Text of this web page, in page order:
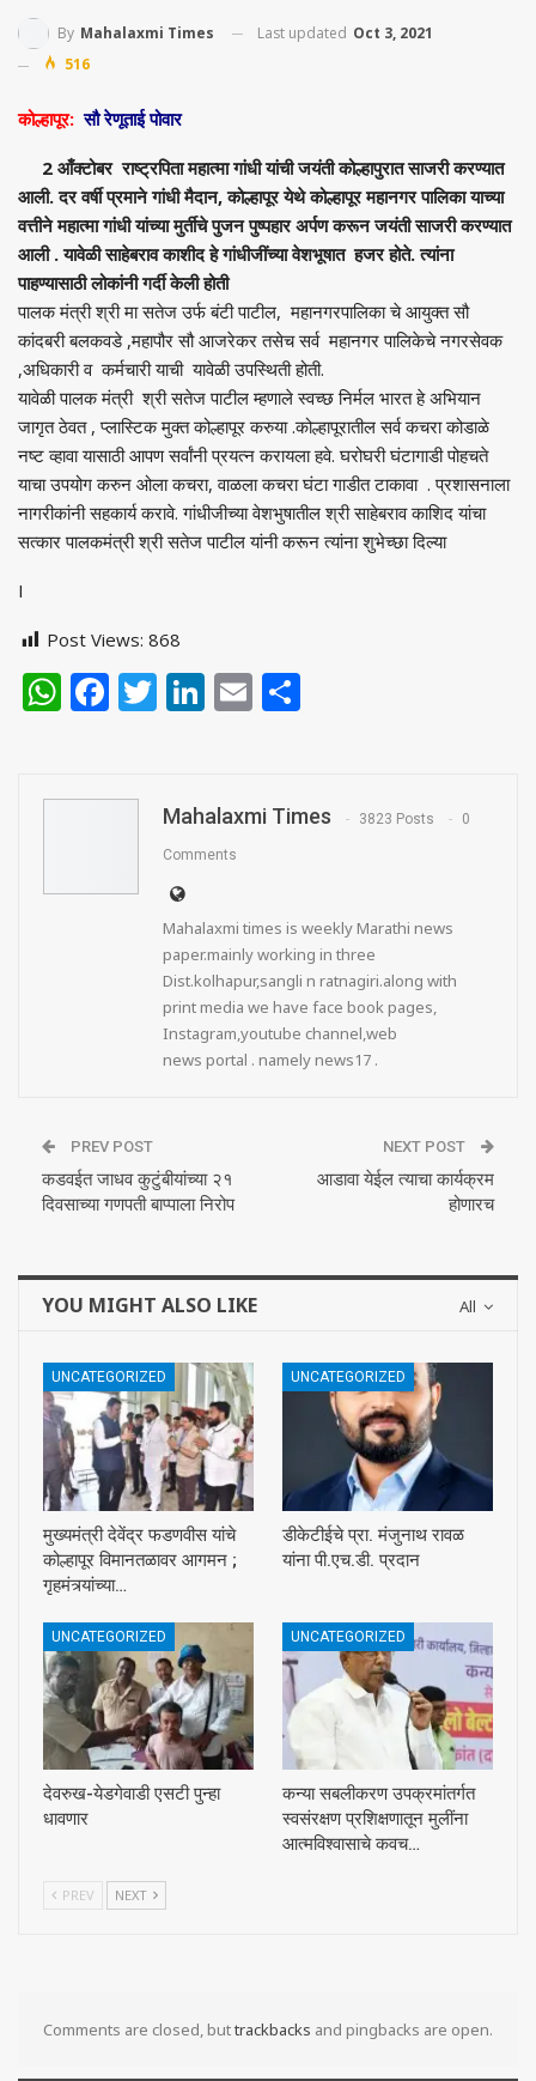
By Mahalaxmi Times Last updated Oct 3, 2021
516
कोल्हापूर:सौ रेणूताई पोवार
2 आँक्टोबर राष्ट्रपिता महात्मा गांधी यांची जयंती कोल्हापुरात साजरी करण्यात
आली. दर वर्षी प्रमाने गांधी मैदान, कोल्हापूर येथे कोल्हापूर महानगर पालिका याच्या
वत्तीने महात्मा गांधी यांच्या मुर्तीचे पुजन पुष्पहार अर्पण करून जयंती साजरी करण्यात
आली . यावेळी साहेबराव काशीद हे गांधीजींच्या वेशभूषात हजर होते. त्यांना
पाहण्यासाठी लोकांनी गर्दी केली होती
पालक मंत्री श्री मा सतेज उर्फ बंटी पाटील, महानगरपालिका चे आयुक्त सौ
कांदबरी बलकवडे ,महापौर सौ आजरेकर तसेच सर्व महानगर पालिकेचे नगरसेवक
,अधिकारी व कर्मचारी याची यावेळी उपस्थिती होती.
यावेळी पालक मंत्री श्री सतेज पाटील म्हणाले स्वच्छ निर्मल भारत हे अभियान
जागृत ठेवत , प्लास्टिक मुक्त कोल्हापूर करुया .कोल्हापूरातील सर्व कचरा कोडाळे
नष्ट व्हावा यासाठी आपण सर्वांनी प्रयत्न करायला हवे. घरोघरी घंटागाडी पोहचते
याचा उपयोग करुन ओला कचरा, वाळला कचरा घंटा गाडीत टाकावा . प्रशासनाला
नागरीकांनी सहकार्य करावे. गांधीजीच्या वेशभुषातील श्री साहेबराव काशिद यांचा
सत्कार पालकमंत्री श्री सतेज पाटील यांनी करून त्यांना शुभेच्छा दिल्या
I
Post Views: 868
WhatsApp
Facebook
Twitter
LinkedIn
Email
Mahalaxmi Times 3823 Posts 0
Comments
Mahalaxmi times is weekly Marathi news
paper.mainly working in three
Dist.kolhapur,sangli n ratnagiri.along with
print media we have face book pages,
Instagram,youtube channel,web
news portal . namely news17 .
PREV POST
कडवईत जाधव कुटुंबीयांच्या २१
दिवसाच्या गणपती बाप्पाला निरोप
NEXT POST
आडावा येईल त्याचा कार्यक्रम
होणारच
All
YOU MIGHT ALSO LIKE
UNCATEGORIZED
मुख्यमंत्री देवेंद्र फडणवीस यांचे
कोल्हापूर विमानतळावर आगमन ;
गृहमंत्र्यांच्या…
UNCATEGORIZED
डीकेटीईचे प्रा. मंजुनाथ रावळ
यांना पी.एच.डी. प्रदान
UNCATEGORIZED
देवरुख-येडगेवाडी एसटी पुन्हा
धावणार
UNCATEGORIZED
कन्या सबलीकरण उपक्रमांतर्गत
स्वसंरक्षण प्रशिक्षणातून मुलींना
आत्मविश्वासाचे कवच…
PREV NEXT
Comments are closed, buttrackbacks and pingbacks are open.